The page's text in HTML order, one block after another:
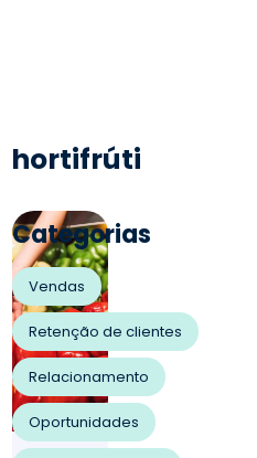
hortifrúti
Categorias
Vendas
Retenção de clientes
Relacionamento
Oportunidades